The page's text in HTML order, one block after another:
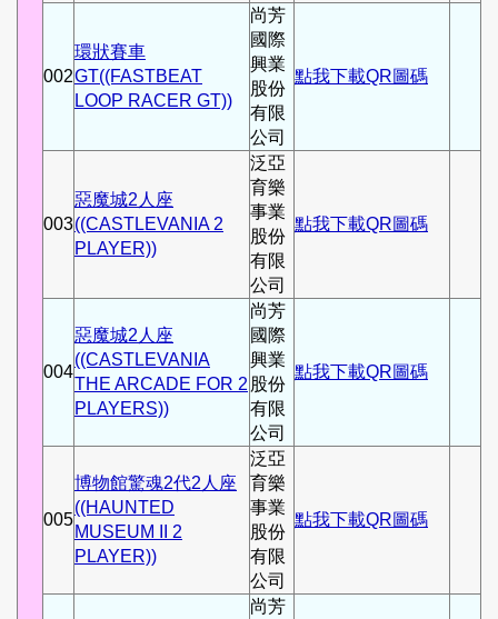
002
環狀賽車
GT((FASTBEAT
LOOP RACER GT))
尚芳
國際
興業
股份
有限
公司
點我下載QR圖碼
003
惡魔城2人座
((CASTLEVANIA 2
PLAYER))
泛亞
育樂
事業
股份
有限
公司
點我下載QR圖碼
004
惡魔城2人座
((CASTLEVANIA
THE ARCADE FOR 2
PLAYERS))
尚芳
國際
興業
股份
有限
公司
點我下載QR圖碼
005
博物館驚魂2代2人座
((HAUNTED
MUSEUM II 2
PLAYER))
泛亞
育樂
事業
股份
有限
公司
點我下載QR圖碼
尚芳